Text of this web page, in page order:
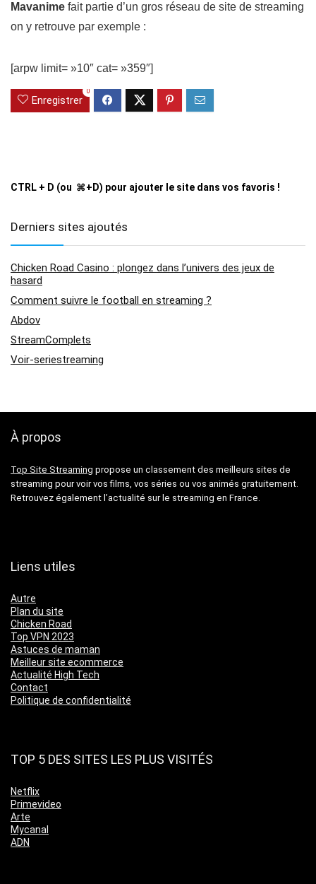
Mavanime fait partie d’un gros réseau de site de streaming
on y retrouve par exemple :
[arpw limit= »10″ cat= »359″]
Enregistrer
0
CTRL + D (ou ⌘+D) pour ajouter le site dans vos favoris !
Derniers sites ajoutés
Chicken Road Casino : plongez dans l’univers des jeux de
hasard
Comment suivre le football en streaming ?
Abdov
StreamComplets
Voir-seriestreaming
À propos
Top Site Streaming propose un classement des meilleurs sites de
streaming pour voir vos films, vos séries ou vos animés gratuitement.
Retrouvez également l’actualité sur le streaming en France.
Liens utiles
Autre
Plan du site
Chicken Road
Top VPN 2023
Astuces de maman
Meilleur site ecommerce
Actualité High Tech
Contact
Politique de confidentialité
TOP 5 DES SITES LES PLUS VISITÉS
Netflix
Primevideo
Arte
Mycanal
ADN